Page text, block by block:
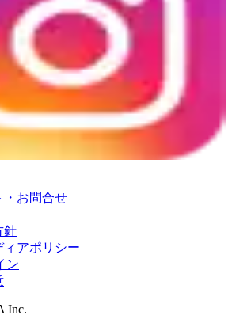
・お問合せ
針
ィアポリシー
ン
Inc.